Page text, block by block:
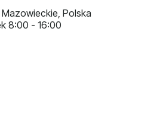
Polska
8:00 - 16:00